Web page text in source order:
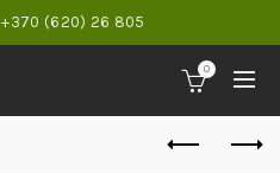
+370 (620) 26 805
0